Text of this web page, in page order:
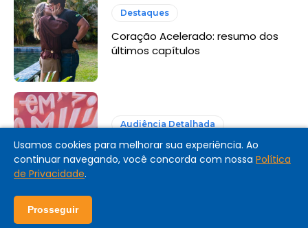
Destaques
Coração Acelerado: resumo dos
últimos capítulos
Audiência Detalhada
Audiência Detalhada: Em Família
com Eliana (Globo, 2026)
Usamos cookies para melhorar sua experiência. Ao
continuar navegando, você concorda com nossa Política
de Privacidade.
Prosseguir